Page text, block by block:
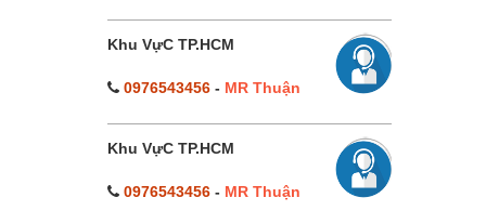
Khu VựC TP.HCM
0976543456- MR Thuận
Khu VựC TP.HCM
0976543456- MR Thuận